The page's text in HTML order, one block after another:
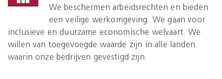
We beschermen arbeidsrechten en bieden
een veilige werkomgeving. We gaan voor
inclusieve en duurzame economische welvaart. We
willen van toegevoegde waarde zijn in alle landen
waarin onze bedrijven gevestigd zijn.